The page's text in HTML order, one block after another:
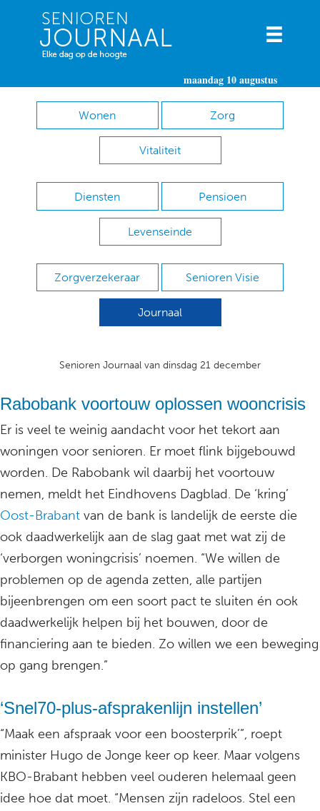
maandag 10 augustus
Wonen Zorg
Vitaliteit
Diensten Pensioen
Levenseinde
Zorgverzekeraar Senioren Visie
Journaal
Senioren Journaal van dinsdag 21 december
Rabobank voortouw oplossen wooncrisis
Er is veel te weinig aandacht voor het tekort aan
woningen voor senioren. Er moet flink bijgebouwd
worden. De Rabobank wil daarbij het voortouw
nemen, meldt het Eindhovens Dagblad. De ‘kring’
Oost-Brabant van de bank is landelijk de eerste die
ook daadwerkelijk aan de slag gaat met wat zij de
‘verborgen woningcrisis’ noemen. “We willen de
problemen op de agenda zetten, alle partijen
bijeenbrengen om een soort pact te sluiten én ook
daadwerkelijk helpen bij het bouwen, door de
financiering aan te bieden. Zo willen we een beweging
op gang brengen.”
‘Snel70-plus-afsprakenlijn instellen’
“Maak een afspraak voor een boosterprik’”, roept
minister Hugo de Jonge keer op keer. Maar volgens
KBO-Brabant hebben veel ouderen helemaal geen
idee hoe dat moet. “Mensen zijn radeloos. Stel een